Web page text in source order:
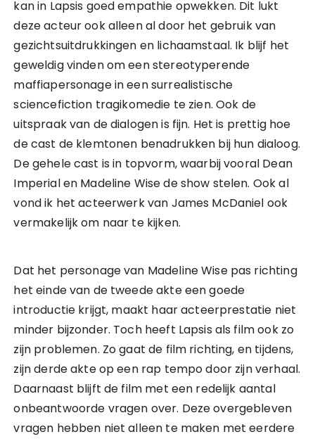
kan in Lapsis goed empathie opwekken. Dit lukt
deze acteur ook alleen al door het gebruik van
gezichtsuitdrukkingen en lichaamstaal. Ik blijf het
geweldig vinden om een stereotyperende
maffiapersonage in een surrealistische
sciencefiction tragikomedie te zien. Ook de
uitspraak van de dialogen is fijn. Het is prettig hoe
de cast de klemtonen benadrukken bij hun dialoog.
De gehele cast is in topvorm, waarbij vooral Dean
Imperial en Madeline Wise de show stelen. Ook al
vond ik het acteerwerk van James McDaniel ook
vermakelijk om naar te kijken.
Dat het personage van Madeline Wise pas richting
het einde van de tweede akte een goede
introductie krijgt, maakt haar acteerprestatie niet
minder bijzonder. Toch heeft Lapsis als film ook zo
zijn problemen. Zo gaat de film richting, en tijdens,
zijn derde akte op een rap tempo door zijn verhaal.
Daarnaast blijft de film met een redelijk aantal
onbeantwoorde vragen over. Deze overgebleven
vragen hebben niet alleen te maken met eerdere